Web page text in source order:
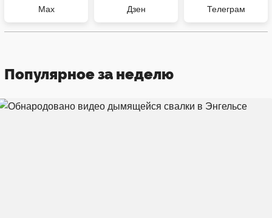
Max Дзен Телеграм
Популярное за неделю